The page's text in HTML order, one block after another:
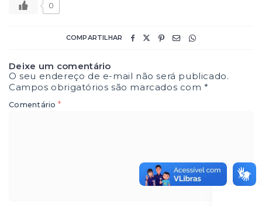
0
COMPARTILHAR
Deixe um comentário
O seu endereço de e-mail não será publicado.
Campos obrigatórios são marcados com*
Comentário *